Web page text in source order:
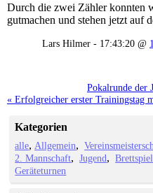
Durch die zwei Zähler konnten
gutmachen und stehen jetzt auf
Lars Hilmer - 17:43:20 @
Pokalrunde der
« Erfolgreicher erster Trainingstag
Kategorien
alle Allgemein
2. Mannschaft
Jugend
Geräteturnen